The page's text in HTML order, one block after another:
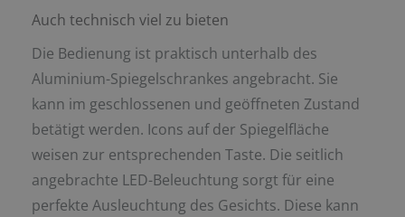
Auch technisch viel zu bieten
Die Bedienung ist praktisch unterhalb des
Aluminium-Spiegelschrankes angebracht. Sie
kann im geschlossenen und geöffneten Zustand
betätigt werden. Icons auf der Spiegelfläche
weisen zur entsprechenden Taste. Die seitlich
angebrachte LED-Beleuchtung sorgt für eine
perfekte Ausleuchtung des Gesichts. Diese kann